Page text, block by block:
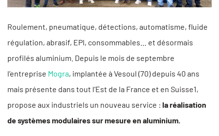
Roulement, pneumatique, détections, automatisme, fluide
régulation, abrasif, EPI, consommables… et désormais
profilés aluminium. Depuis le mois de septembre
l’entreprise Mogra, implantée à Vesoul (70) depuis 40 ans
mais présente dans tout l’Est de la France et en Suisse1,
propose aux industriels un nouveau service : la réalisation
de systèmes modulaires sur mesure en aluminium.